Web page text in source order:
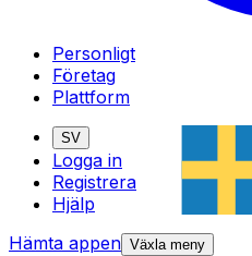
Personligt
Företag
Plattform
SV
Logga in
Registrera
Hjälp
Hämta appen Växla meny